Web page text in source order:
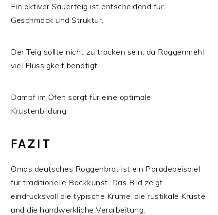
Ein aktiver Sauerteig ist entscheidend für
Geschmack und Struktur.
Der Teig sollte nicht zu trocken sein, da Roggenmehl
viel Flüssigkeit benötigt.
Dampf im Ofen sorgt für eine optimale
Krustenbildung.
FAZIT
Omas deutsches Roggenbrot ist ein Paradebeispiel
für traditionelle Backkunst. Das Bild zeigt
eindrucksvoll die typische Krume, die rustikale Kruste
und die handwerkliche Verarbeitung.